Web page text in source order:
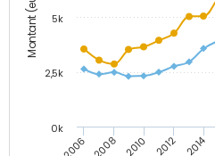
Montant (euros)
2006 2008 2010 2012 2014
0k
2,5k
5k